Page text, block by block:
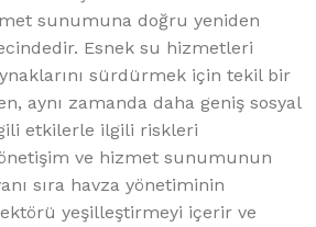
sunumuna doğru yeniden
Esnek su hizmetleri
sürdürmek için tekil bir
aynı zamanda daha geniş sosyal
etkilerle ilgili riskleri
ve hizmet sunumunun
sıra havza yönetiminin
yeşilleştirmeyi içerir ve